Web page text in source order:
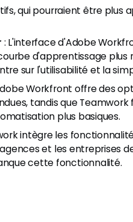
qui pourraient être plus
: L'interface d'Adobe
d'apprentissage plus
sur l'utilisabilité et la
Workfront offre des
tandis que Teamwork
plus basiques.
intègre les
et les entreprises
cette fonctionnalité.